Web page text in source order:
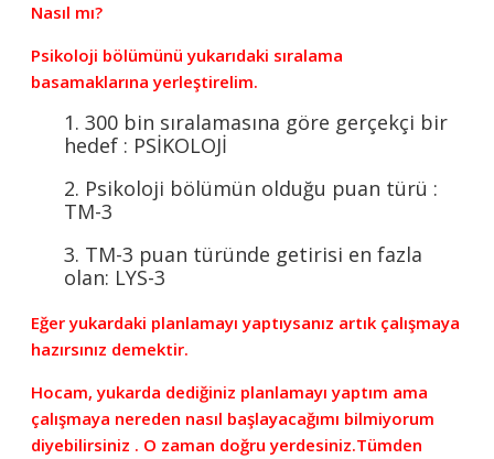
Nasıl mı?
Psikoloji bölümünü yukarıdaki sıralama
basamaklarına yerleştirelim.
1. 300 bin sıralamasına göre gerçekçi bir
hedef : PSİKOLOJİ
2. Psikoloji bölümün olduğu puan türü :
TM-3
3. TM-3 puan türünde getirisi en fazla
olan: LYS-3
Eğer yukardaki planlamayı yaptıysanız artık çalışmaya
hazırsınız demektir.
Hocam, yukarda dediğiniz planlamayı yaptım ama
çalışmaya nereden nasıl başlayacağımı bilmiyorum
diyebilirsiniz . O zaman doğru yerdesiniz.Tümden